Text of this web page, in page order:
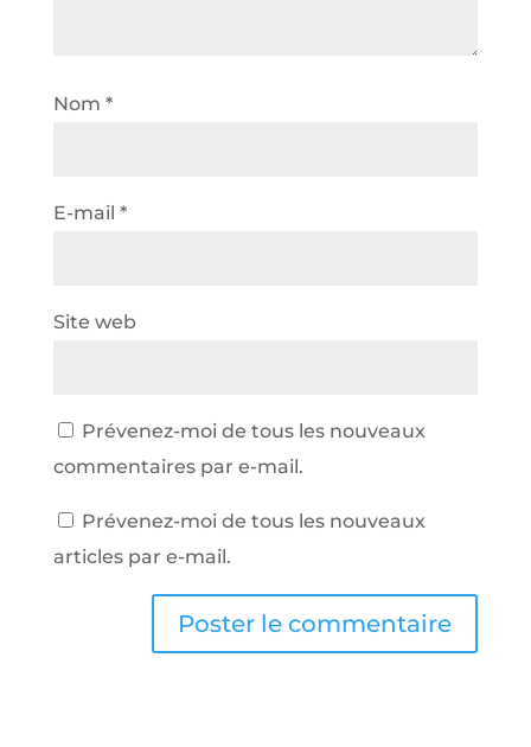
Nom *
E-mail *
Site web
Prévenez-moi de tous les nouveaux
commentaires par e-mail.
Prévenez-moi de tous les nouveaux
articles par e-mail.